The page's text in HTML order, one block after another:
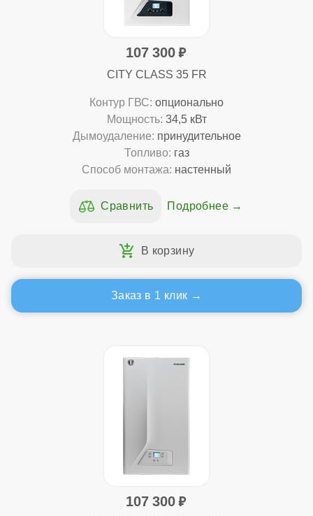
107 300
CITY CLASS 35 FR
Контур ГВС: опционально
Мощность: 34,5 кВт
Дымоудаление: принудительное
Топливо: газ
Способ монтажа: настенный
Подробнее
Заказ в 1 клик
107 300